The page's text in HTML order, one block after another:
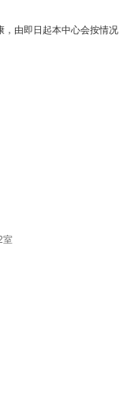
，由即日起本中心会按情况
室